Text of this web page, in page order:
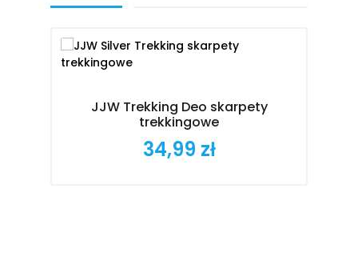
JJW Trekking Deo skarpety
trekkingowe
Cena
34,99 zł